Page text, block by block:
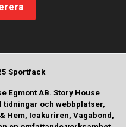
Sportfack
Egmont AB. Story House
tidningar och webbplatser,
Hem, Icakuriren, Vagabond,